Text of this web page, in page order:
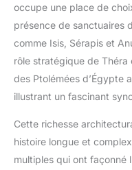
occupe une place de
présence de sanctuaires
comme Isis, Sérapis et
rôle stratégique de
des Ptolémées d’Égypte
illustrant un fascinant
Cette richesse
histoire longue et
multiples qui ont façonné